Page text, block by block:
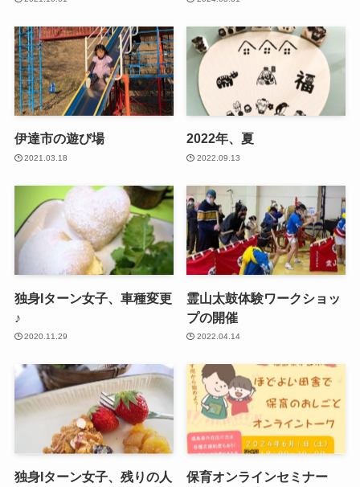
伊達市の遊び場
2021.03.18
2022年、夏
2022.09.13
独身Iターン女子、車種変更
♪
2020.11.29
霊山太鼓体験ワークショッ
プの開催
2022.04.14
独身Iターン女子、残りの人
保育オンラインセミナー